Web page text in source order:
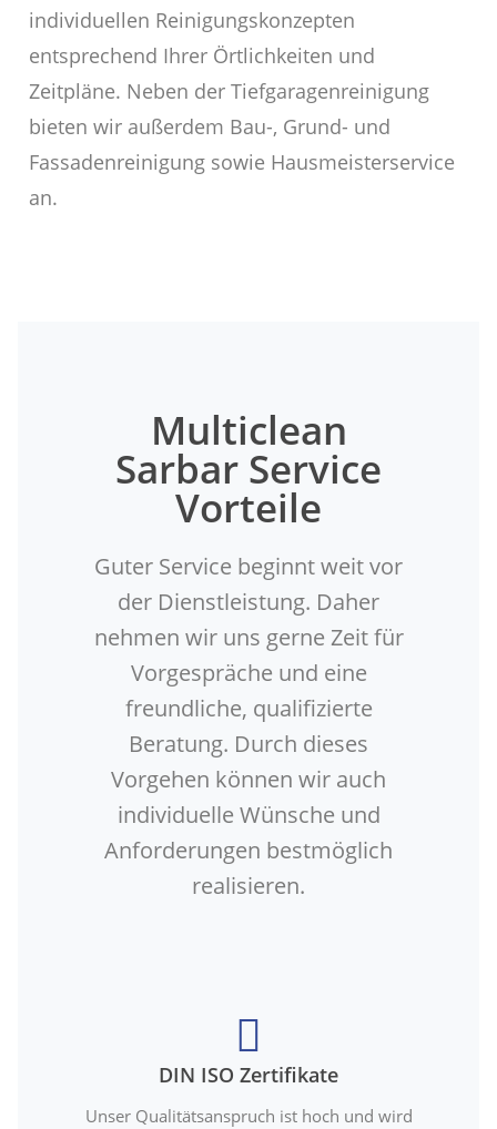
individuellen Reinigungskonzepten
entsprechend Ihrer Örtlichkeiten und
Zeitpläne. Neben der Tiefgaragenreinigung
bieten wir außerdem Bau-, Grund- und
Fassadenreinigung sowie Hausmeisterservice
an.
Multiclean
Sarbar Service
Vorteile
Guter Service beginnt weit vor
der Dienstleistung. Daher
nehmen wir uns gerne Zeit für
Vorgespräche und eine
freundliche, qualifizierte
Beratung. Durch dieses
Vorgehen können wir auch
individuelle Wünsche und
Anforderungen bestmöglich
realisieren.
DIN ISO Zertifikate
Unser Qualitätsanspruch ist hoch und wird